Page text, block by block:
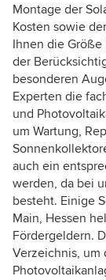
Montage der
Kosten sowie
Ihnen die
der
besonderen
Experten die
und
um Wartung,
auch ein
werden, da bei
besteht. Einige
Main, Hessen
Fördergeldern.
Verzeichnis,